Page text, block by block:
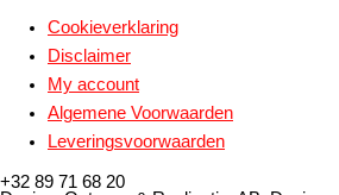
Cookieverklaring
Disclaimer
My account
Algemene Voorwaarden
Leveringsvoorwaarden
+32 89 71 68 20